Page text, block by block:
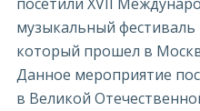
музыкальный фестиваль
который прошел в
Данное мероприятие
в Великой